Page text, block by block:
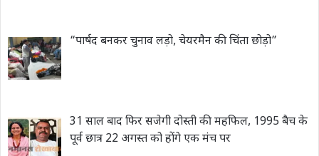
“पार्षद बनकर चुनाव लड़ो, चेयरमैन की चिंता छोड़ो”
31 साल बाद फिर सजेगी दोस्ती की महफिल, 1995 बैच के
पूर्व छात्र 22 अगस्त को होंगे एक मंच पर